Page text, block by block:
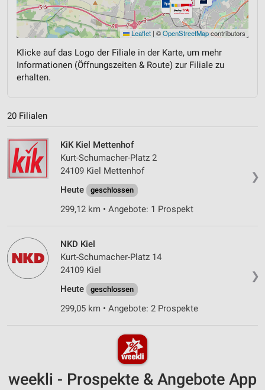
Leaflet | ©OpenStreetMapcontributors
Klicke auf das Logo der Filiale in der Karte, um mehr
Informationen (Öffnungszeiten & Route) zur Filiale zu
erhalten.
20 Filialen
❯
KiK Kiel Mettenhof
Kurt-Schumacher-Platz 2
24109 Kiel Mettenhof
Heute
geschlossen
299,12 km • Angebote: 1 Prospekt
❯
NKD Kiel
Kurt-Schumacher-Platz 14
24109 Kiel
Heute
geschlossen
299,05 km • Angebote: 2 Prospekte
weekli - Prospekte & Angebote App